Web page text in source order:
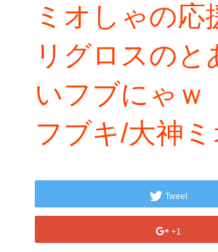
ミオしゃの
リグロスの
いフブにゃｗ
フブキ/大神ミ
Tweet
+1